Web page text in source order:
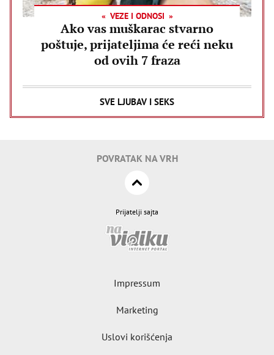
VEZE I ODNOSI
Ako vas muškarac stvarno
poštuje, prijateljima će reći neku
od ovih 7 fraza
SVE LJUBAV I SEKS
POVRATAK NA VRH
Prijatelji sajta
Impressum
Marketing
Uslovi korišćenja